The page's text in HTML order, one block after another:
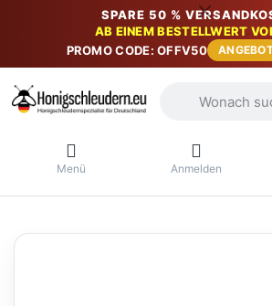
SPARE 50 %
AB EINEM BESTELLWERT
PROMO CODE: OFFV50
Menü Anmelden